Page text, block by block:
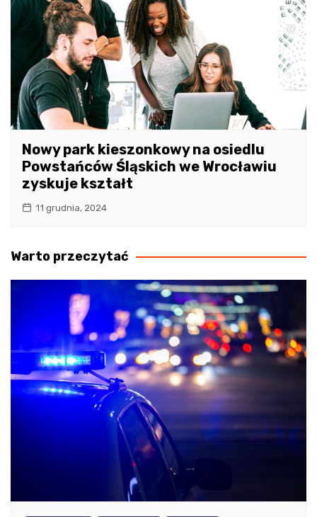
Nowy park kieszonkowy na osiedlu
Powstańców Śląskich we Wrocławiu
zyskuje kształt
11 grudnia, 2024
Warto przeczytać